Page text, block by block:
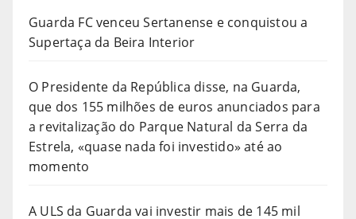
Guarda FC venceu Sertanense e conquistou a
Supertaça da Beira Interior
O Presidente da República disse, na Guarda,
que dos 155 milhões de euros anunciados para
a revitalização do Parque Natural da Serra da
Estrela, «quase nada foi investido» até ao
momento
A ULS da Guarda vai investir mais de 145 mil